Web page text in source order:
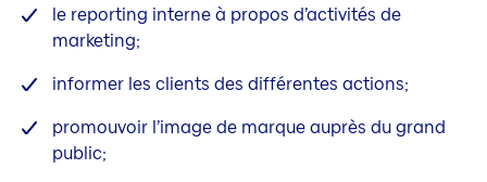
le reporting interne à propos d’activités de
marketing;
informer les clients des différentes actions;
promouvoir l’image de marque auprès du grand
public;